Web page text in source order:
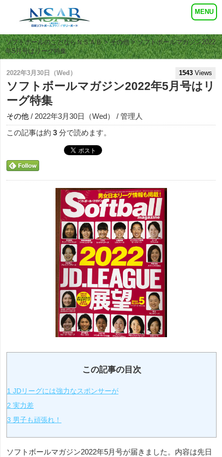
ソフトボールのことならＮＳＡＢ>その他> ソフトボールマガジン2022
年5月号はリーグ特集
2022年3月30日（Wed） 1543 Views
ソフトボールマガジン2022年5月号はリ
ーグ特集
その他 / 2022年3月30日（Wed） / 管理人
この記事は約 3 分で読めます。
この記事の目次
1 JDリーグには強力なスポンサーが
2 実力差
3 男子も頑張れ！
ソフトボールマガジン2022年5月号が届きました。内容は先日